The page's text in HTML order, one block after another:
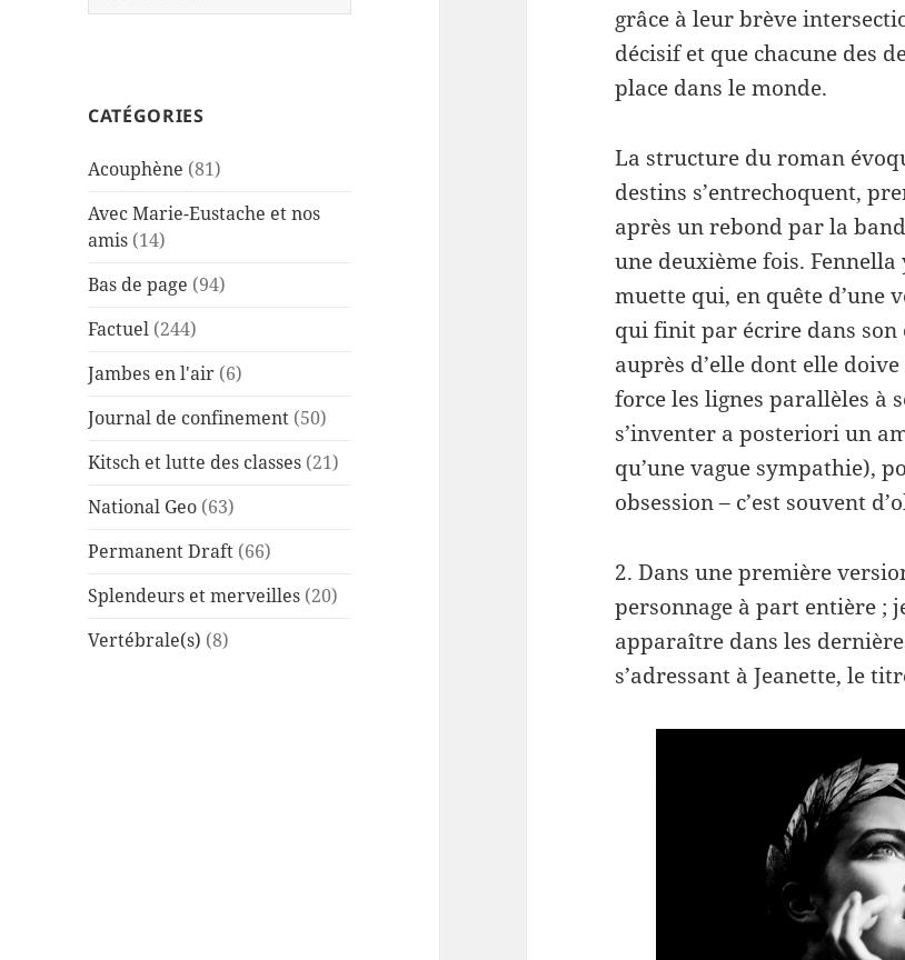
CATÉGORIES
Acouphène (81)
Avec Marie-Eustache et nos
amis (14)
Bas de page (94)
Factuel (244)
Jambes en l'air (6)
Journal de confinement (50)
Kitsch et lutte des classes (21)
National Geo (63)
Permanent Draft (66)
Splendeurs et merveilles (20)
Vertébrale(s) (8)
grâce à leur brève
décisif et que chacune des
place dans le monde.
La structure du roman
destins s’entrechoquent,
après un rebond par la
une deuxième fois.
muette qui, en quête d’une
qui finit par écrire dans son
auprès d’elle dont elle
force les lignes parallèles à
s’inventer a posteriori un
qu’une vague sympathie),
obsession – c’est souvent
2. Dans une première
personnage à part entière ;
apparaître dans les
s’adressant à Jeanette, le